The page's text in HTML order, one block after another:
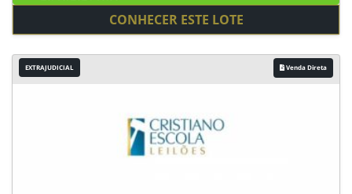
CONHECER ESTE LOTE
EXTRAJUDICIAL Venda Direta